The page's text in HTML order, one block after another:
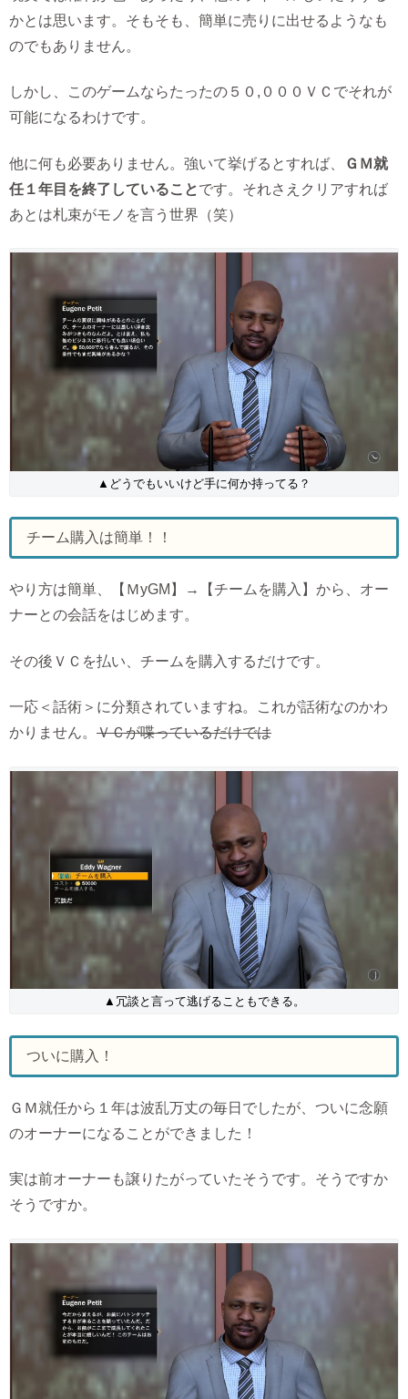
かとは思います。そもそも、簡単に売りに出せるようなも
のでもありません。
しかし、このゲームならたったの５０,０００ＶＣでそれが
可能になるわけです。
他に何も必要ありません。強いて挙げるとすれば、
ＧＭ就
任１年目を終了していることです。それさえクリアすれば
あとは札束がモノを言う世界（笑）
▲どうでもいいけど手に何か持ってる？
チーム購入は簡単！！
やり方は簡単、【ＭyGM】→【チームを購入】から、オー
ナーとの会話をはじめます。
その後ＶＣを払い、チームを購入するだけです。
一応＜話術＞に分類されていますね。これが話術なのかわ
かりません。 ＶＣが喋っているだけでは
▲冗談と言って逃げることもできる。
ついに購入！
ＧＭ就任から１年は波乱万丈の毎日でしたが、ついに念願
のオーナーになることができました！
実は前オーナーも譲りたがっていたそうです。そうですか
そうですか。